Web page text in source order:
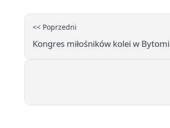
<< Poprzedni
Kongres miłośników kolei w